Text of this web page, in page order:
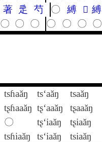
著 辵 芍 〇 縛 𩅿 縛
〇 〇 〇 〇 〇 〇 〇
tsɦaăŋ ts‘aăŋ
tsaăŋ
tʂɦaaăŋ tʂ‘aaăŋ
tʂaaăŋ
〇 tʂ‘iaăŋ
tʂiaăŋ
tsɦiaăŋ ts‘iaăŋ
tsiaăŋ